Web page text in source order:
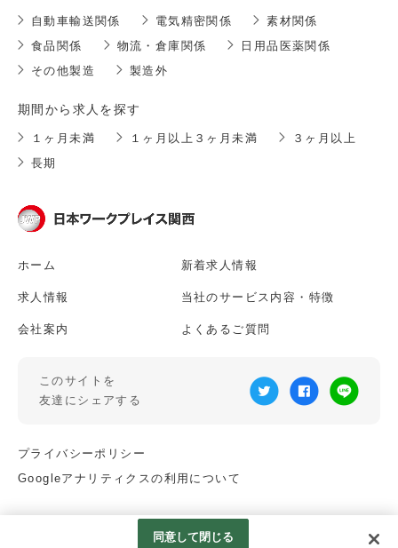
ホーム 新着求人情報
求人情報 当社のサービス内容・特徴
会社案内 よくあるご質問
このサイトを
友達にシェアする
プライバシーポリシー
Googleアナリティクスの利用について
自動車輸送関係 電気精密関係
素材関係
食品関係
物流・倉庫関係
日用品医薬関係
その他製造
製造外
期間から求人を探す
１ヶ月未満 １ヶ月以上３ヶ月未満
３ヶ月以上
長期
同意して閉じる